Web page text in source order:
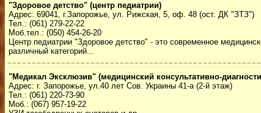
"Здоровое детство" (центр педиатрии)
Адрес: 69041, г.Запорожье, ул. Рижская, 5, оф. 48 (ост. ДК "ЗТЗ")
Тел.: (061) 279-22-22
Моб.тел.: (050) 454-26-20
Центр педиатрии "Здоровое детство" - это современное
различный категорий...
"Медикал Эксклюзив" (медицинский консультативно-
Адрес: г. Запорожье, ул.40 лет Сов. Украины 41-а (2-й этаж)
Тел.: (061) 220-73-90
Моб.: (067) 957-19-22